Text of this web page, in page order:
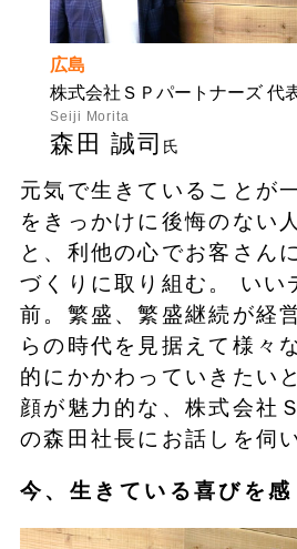
広島
株式会社ＳＰパートナーズ 代
Seiji Morita
森田 誠司 氏
元気で生きていることが
をきっかけに後悔のない
と、利他の心でお客さん
づくりに取り組む。 いい
前。繁盛、繁盛継続が経
らの時代を見据えて様々
的にかかわっていきたい
顔が魅力的な、株式会社
の森田社長にお話しを伺
今、生きている喜びを感